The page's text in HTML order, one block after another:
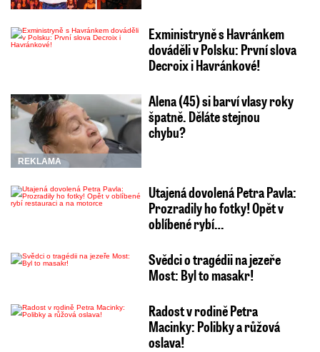
Exministryně s Havránkem
dováděli v Polsku: První slova
Decroix i Havránkové!
REKLAMA
Alena (45) si barví vlasy roky
špatně. Děláte stejnou
chybu?
Utajená dovolená Petra Pavla:
Prozradily ho fotky! Opět v
oblíbené rybí…
Svědci o tragédii na jezeře
Most: Byl to masakr!
Radost v rodině Petra
Macinky: Polibky a růžová
oslava!